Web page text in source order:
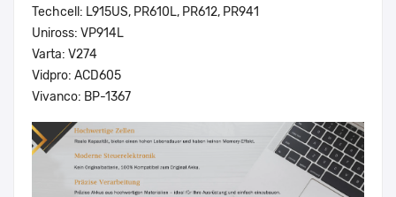
Techcell: L915US, PR610L, PR612, PR941
Uniross: VP914L
Varta: V274
Vidpro: ACD605
Vivanco: BP-1367